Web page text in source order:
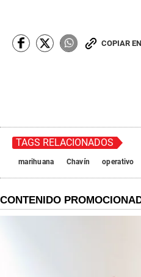
COPIAR
TAGS RELACIONADOS
marihuana Chavín operativo